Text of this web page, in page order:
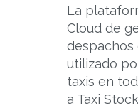
La
Cloud de
despachos
utilizado
taxis en
a Taxi